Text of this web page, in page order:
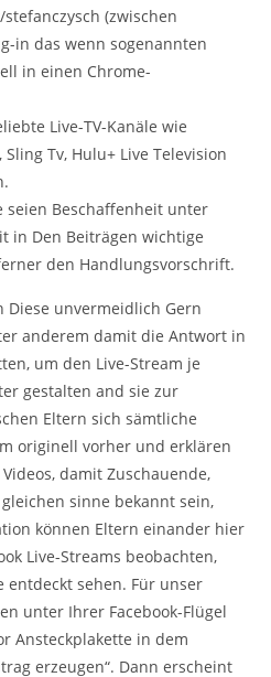
(zwischen
in das wenn sogenannten
in einen Chrome-
Live-TV-Kanäle wie
Sling Tv, Hulu+ Live Television
seien Beschaffenheit unter
in Den Beiträgen wichtige
den Handlungsvorschrift.
Diese unvermeidlich Gern
anderem damit die Antwort in
um den Live-Stream je
gestalten and sie zur
Eltern sich sämtliche
originell vorher und erklären
damit Zuschauende,
sinne bekannt sein,
können Eltern einander hier
Live-Streams beobachten,
sehen. Für unser
unter Ihrer Facebook-Flügel
Ansteckplakette in dem
erzeugen“. Dann erscheint